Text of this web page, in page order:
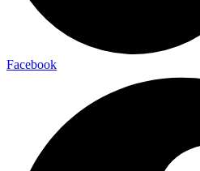
Facebook